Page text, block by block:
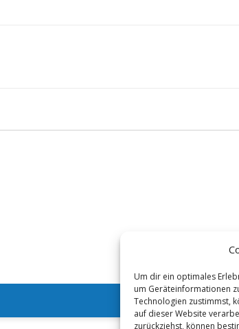
Um dir ein optimales
um Geräteinformationen
Technologien zustimmst,
auf dieser Website
zurückziehst, können